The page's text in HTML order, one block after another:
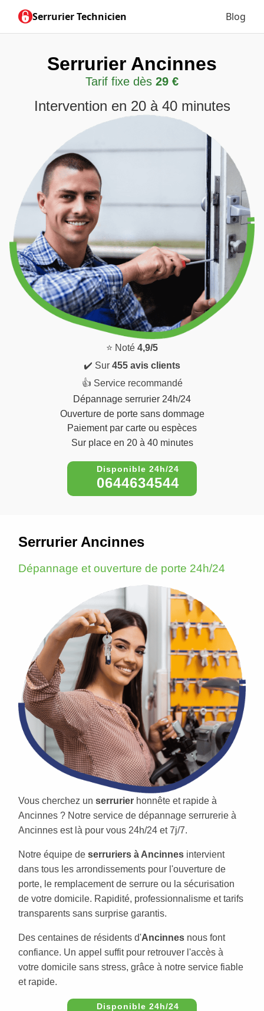
Serrurier Technicien Blog
Serrurier Ancinnes
Tarif fixe dès 29 €
Intervention en 20 à 40 minutes
⭐ Noté 4,9/5
✔️ Sur 455 avis clients
👍 Service recommandé
Dépannage serrurier 24h/24
Ouverture de porte sans dommage
Paiement par carte ou espèces
Sur place en 20 à 40 minutes
0644634544
Serrurier Ancinnes
Dépannage et ouverture de porte 24h/24
Vous cherchez un serrurier honnête et rapide à
Ancinnes ? Notre service de dépannage serrurerie à
Ancinnes est là pour vous 24h/24 et 7j/7.
Notre équipe de serruriers à Ancinnes intervient
dans tous les arrondissements pour l'ouverture de
porte, le remplacement de serrure ou la sécurisation
de votre domicile. Rapidité, professionnalisme et tarifs
transparents sans surprise garantis.
Des centaines de résidents d'Ancinnes nous font
confiance. Un appel suffit pour retrouver l'accès à
votre domicile sans stress, grâce à notre service fiable
et rapide.